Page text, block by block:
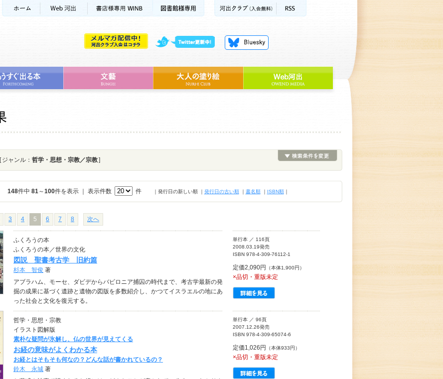
[ ジャンル： 哲学・思想・宗教／宗教]
148件中 81～100件を表示 ｜ 表示件数 件 ｜発行日の新しい順 ｜ 発行日の古い順 ｜ 書名順 ｜ ISBN順｜
3 4 5 6 7 8 次へ
ふくろうの本
ふくろうの本／世界の文化
図説 聖書考古学 旧約篇
杉本 智俊 著
アブラハム、モーセ、ダビデからバビロニア捕囚の時代まで、考古学最新の発
掘の成果に基づく遺跡と遺物の図版を多数紹介し、かつてイスラエルの地にあ
った社会と文化を復元する。
単行本 ／ 116頁
2008.03.19発売
ISBN 978-4-309-76112-1
定価2,090円 （本体1,900円）
×品切・重版未定
哲学・思想・宗教
イラスト図解版
素朴な疑問が氷解し、仏の世界が見えてくる
お経の意味がよくわかる本
お経とはそもそも何なの？どんな話が書かれているの？
鈴木 永城 著
単行本 ／ 96頁
2007.12.26発売
ISBN 978-4-309-65074-6
定価1,026円 （本体933円）
×品切・重版未定